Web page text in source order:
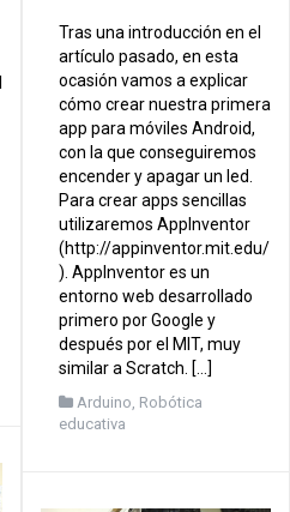
Tras una introducción en el
artículo pasado, en esta
ocasión vamos a explicar
cómo crear nuestra primera
app para móviles Android,
con la que conseguiremos
encender y apagar un led.
Para crear apps sencillas
utilizaremos AppInventor
(http://appinventor.mit.edu/
). AppInventor es un
entorno web desarrollado
primero por Google y
después por el MIT, muy
similar a Scratch. […]
Arduino Robótica
educativa